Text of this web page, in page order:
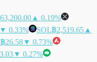
▲ 0.19%
▼ 0.33% SOL฿2,519.65 ▲
฿26.58▼ 0.73%
▼ 0.27%